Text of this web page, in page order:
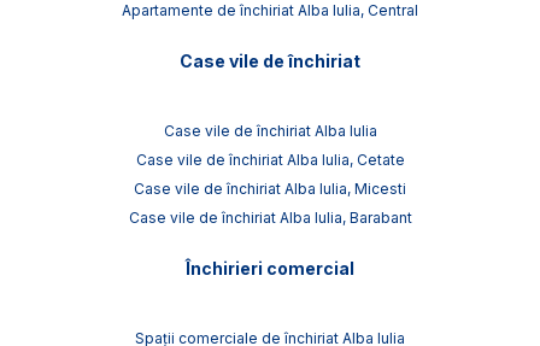
Apartamente de închiriat Alba Iulia, Central
Case vile de închiriat
Case vile de închiriat Alba Iulia
Case vile de închiriat Alba Iulia, Cetate
Case vile de închiriat Alba Iulia, Micesti
Case vile de închiriat Alba Iulia, Barabant
Închirieri comercial
Spații comerciale de închiriat Alba Iulia